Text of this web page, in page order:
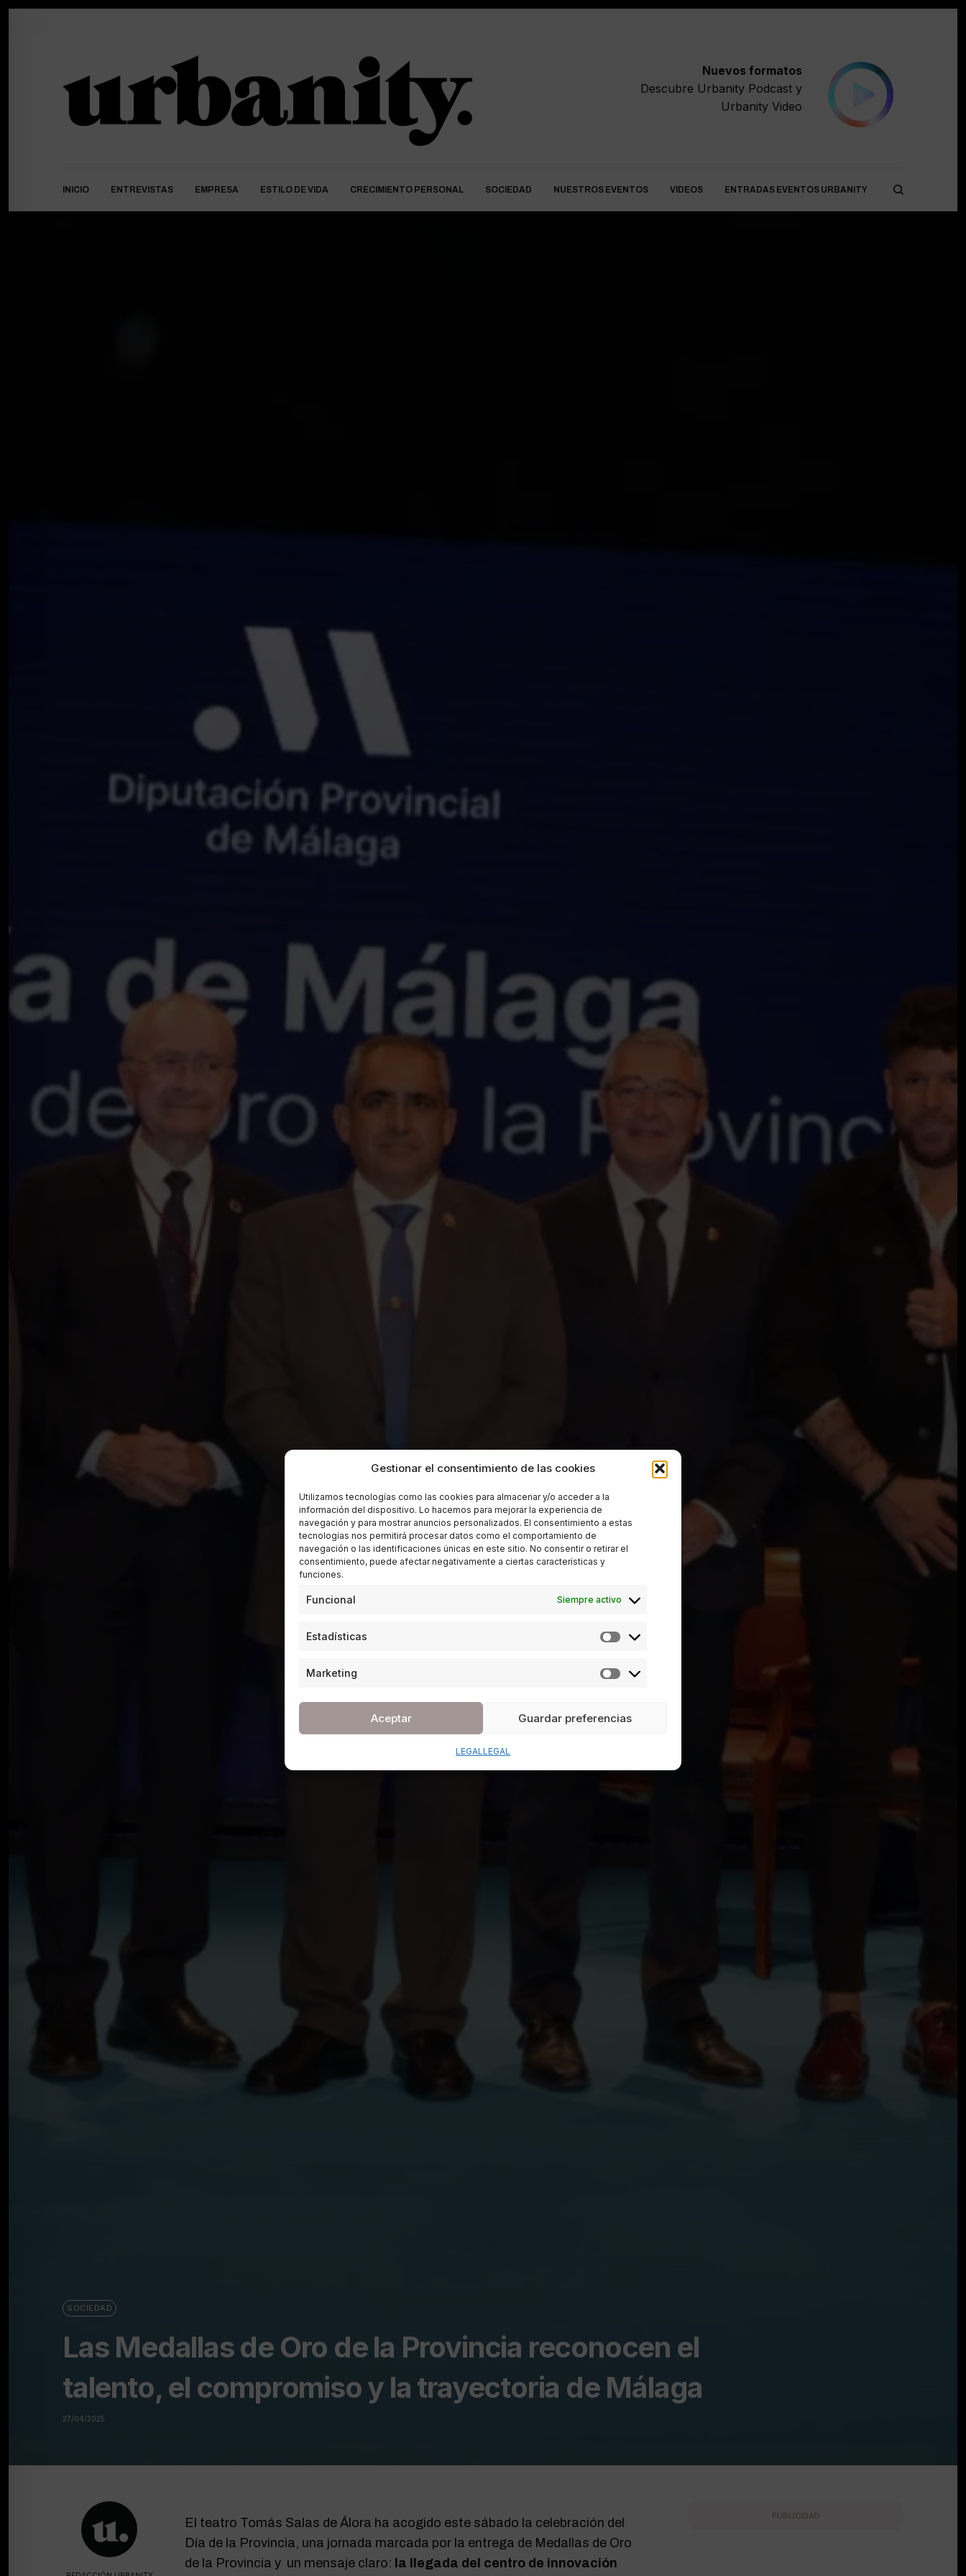
Gestionar el consentimiento de las cookies
Utilizamos tecnologías como las cookies para almacenar y/o acceder a la
información del dispositivo. Lo hacemos para mejorar la experiencia de
navegación y para mostrar anuncios personalizados. El consentimiento a estas
tecnologías nos permitirá procesar datos como el comportamiento de
navegación o las identificaciones únicas en este sitio. No consentir o retirar el
consentimiento, puede afectar negativamente a ciertas características y
funciones.
Funcional Siempre activo
Estadísticas
Marketing
Aceptar Guardar preferencias
LEGALLEGAL
Nuevos formatos
Descubre Urbanity Podcasty
Urbanity Video
INICIO ENTREVISTAS EMPRESA ESTILO DE VIDA CRECIMIENTO PERSONAL SOCIEDAD NUESTROS EVENTOS VIDEOS ENTRADAS EVENTOS URBANITY
SOCIEDAD
Las Medallas de Oro de la Provincia reconocen el
talento, el compromiso y la trayectoria de Málaga
27/04/2025
El teatro Tomás Salas de Álora ha acogido este sábado la celebración del
Día de la Provincia, una jornada marcada por la entrega de Medallas de Oro
de la Provincia y un mensaje claro: la llegada del centro de innovación
PUBLICIDAD